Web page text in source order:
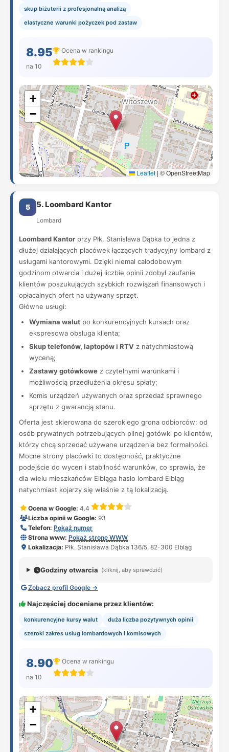
skup biżuterii z profesjonalną analizą
elastyczne warunki pożyczek pod zastaw
8.95
na 10
Ocena w rankingu
+
−
Leaflet | © OpenStreetMap
5 5. Loombard Kantor
Lombard
Loombard Kantor przy Płk. Stanisława Dąbka to jedna z
dłużej działających placówek łączących tradycyjny lombard z
usługami kantorowymi. Dzięki niemal całodobowym
godzinom otwarcia i dużej liczbie opinii zdobył zaufanie
klientów poszukujących szybkich rozwiązań finansowych i
opłacalnych ofert na używany sprzęt.
Główne usługi:
Wymiana walut po konkurencyjnych kursach oraz
ekspresowa obsługa klienta;
Skup telefonów, laptopów i RTV z natychmiastową
wyceną;
Zastawy gotówkowe z czytelnymi warunkami i
możliwością przedłużenia okresu spłaty;
Komis urządzeń używanych oraz sprzedaż sprawnego
sprzętu z gwarancją stanu.
Oferta jest skierowana do szerokiego grona odbiorców: od
osób prywatnych potrzebujących pilnej gotówki po klientów,
którzy chcą sprzedać używane urządzenia bez formalności.
Mocne strony placówki to dostępność, praktyczne
podejście do wycen i stabilność warunków, co sprawia, że
dla wielu mieszkańców Elbląga hasło lombard Elbląg
natychmiast kojarzy się właśnie z tą lokalizacją.
Ocena w Google: 4.4
Liczba opinii w Google: 93
Telefon: Pokaż numer
Strona www: Pokaż stronę WWW
Lokalizacja: Płk. Stanisława Dąbka 136/5, 82-300 Elbląg
Godziny otwarcia (kliknij, aby sprawdzić)
Zobacz profil Google →
Najczęściej doceniane przez klientów:
konkurencyjne kursy walut
duża liczba pozytywnych opinii
szeroki zakres usług lombardowych i komisowych
8.90
na 10
Ocena w rankingu
+
−